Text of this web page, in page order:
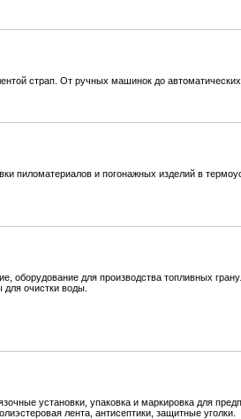
страп. От ручных машинок до автоматических
пиломатериалов и погонажных изделий в
оборудование для производства топливных
очистки воды.
установки, упаковка и маркировка для
лента, антисептики, защитные уголки.